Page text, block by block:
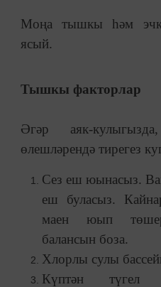
Моңа тышкы һәм
ясый.
Тышкы факторлар
Әгәр аяк-
өлешләрендә тирегез
Сез еш юынасыз.
еш буласыз.
маен юып
балансын боза.
Хлорлы сулы
Күптән түгел